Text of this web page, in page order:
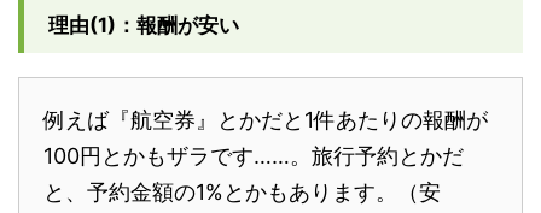
理由(1)：報酬が安い
例えば『航空券』とかだと1件あたりの報酬が
100円とかもザラです……。旅行予約とかだ
と、予約金額の1%とかもあります。（安